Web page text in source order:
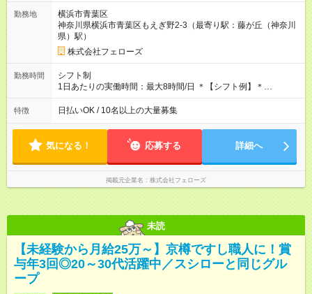
たいという人もいると思います。このあたりは柔軟に対応する
ので、お気軽にご相談ください！ ※2ヶ月の試用期間がありま
す。その間の給与・待遇に変更はありません。 【試用期間】試
用期間あり 試用期間の長さ：2ヶ月 雇用形態、給与は本採用時
と同じです。
勤務地
横浜市青葉区
神奈川県横浜市青葉区もえぎ野2-3（最寄り駅：藤が丘（神奈川
県）駅）
株式会社フェローズ
勤務時間
シフト制
1日あたりの実働時間：最大8時間/日 ＊【シフト例】＊
(1) 10:00～19:00 (2) 11:00～20:00 (3) 12:00～21:00 など ◎
いずれも実働8時間・休憩1時間です。中抜けシフトなどはあり
たい」などあれば相談に応じますのでおっしゃってください！
特徴 日払いOK / 10名以上の大量募集
気になる！ 応募する 詳細へ
掲載元企業名 株式会社フェローズ
未読
【未経験から月給25万～】京樽ですし職人に！賞
与年3回◎20～30代活躍中／スシローと同じグル
ープ